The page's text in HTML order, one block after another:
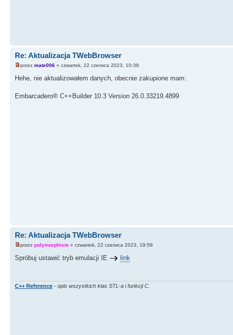
Re: Aktualizacja TWebBrowser
przez mate006 » czwartek, 22 czerwca 2023, 10:38
Hehe, nie aktualizowałem danych, obecnie zakupione mam:
Embarcadero® C++Builder 10.3 Version 26.0.33219.4899
Re: Aktualizacja TWebBrowser
przez polymorphism » czwartek, 22 czerwca 2023, 19:59
Spróbuj ustawić tryb emulacji IE link
C++ Reference - opis wszystkich klas STL-a i funkcji C.